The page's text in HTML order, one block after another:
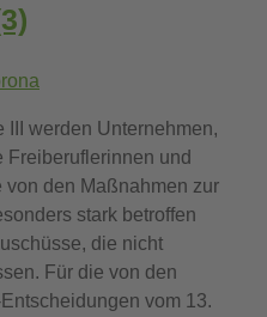
III werden Unternehmen,
und
von den Maßnahmen zur
stark betroffen
die nicht
Für die von den
vom 13.